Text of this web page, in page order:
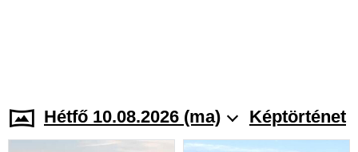
Hétfő 10.08.2026 (ma) Képtörténet